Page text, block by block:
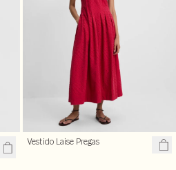
Vestido Laise Pregas